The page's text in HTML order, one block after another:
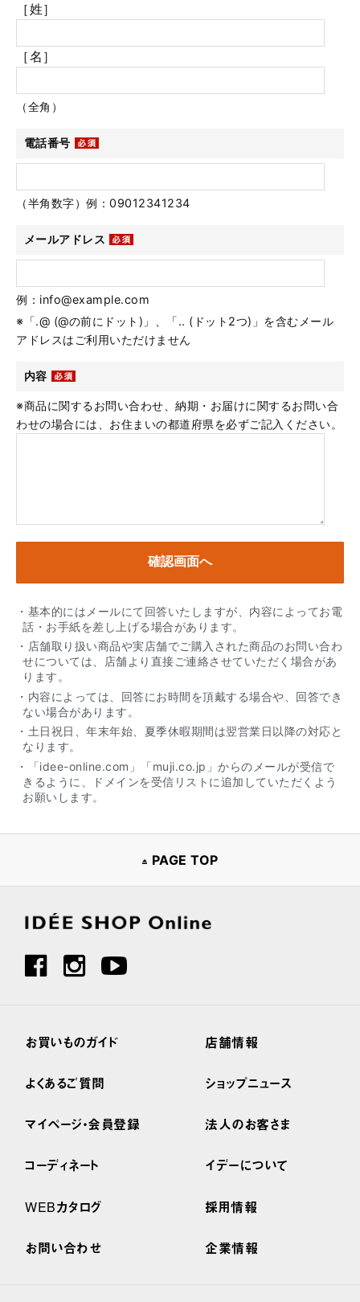
［姓］
［名］
（全角）
電話番号
（半角数字）例：09012341234
メールアドレス
例：info@example.com
※「.@ (@の前にドット)」、「.. (ドット2つ)」を含むメール
アドレスはご利用いただけません
内容
※商品に関するお問い合わせ、納期・お届けに関するお問い合
わせの場合には、お住まいの都道府県を必ずご記入ください。
・基本的にはメールにて回答いたしますが、内容によってお電
話・お手紙を差し上げる場合があります。
・店舗取り扱い商品や実店舗でご購入された商品のお問い合わ
せについては、店舗より直接ご連絡させていただく場合があ
ります。
・内容によっては、回答にお時間を頂戴する場合や、回答でき
ない場合があります。
・土日祝日、年末年始、夏季休暇期間は翌営業日以降の対応と
なります。
・「idee-online.com」「muji.co.jp」からのメールが受信で
きるように、ドメインを受信リストに追加していただくよう
お願いします。
PAGE TOP
お買いものガイド
よくあるご質問
マイページ・会員登録
コーディネート
WEBカタログ
お問い合わせ
店舗情報
ショップニュース
法人のお客さま
イデーについて
採用情報
企業情報